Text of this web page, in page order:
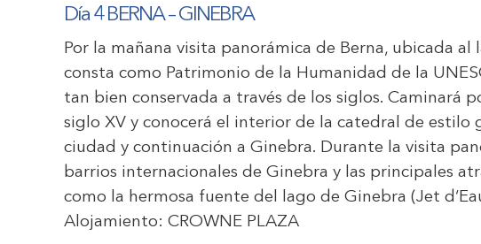
Día 4 BERNA – GINEBRA
Por la mañana visita panorámica de Berna, ubicada
consta como Patrimonio de la Humanidad de la
tan bien conservada a través de los siglos. Caminará
siglo XV y conocerá el interior de la catedral de estilo
ciudad y continuación a Ginebra. Durante la visita
barrios internacionales de Ginebra y las principales
como la hermosa fuente del lago de Ginebra (Jet
Alojamiento: CROWNE PLAZA